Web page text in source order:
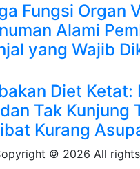
Fungsi Organ
Alami
yang Wajib
Diet Ketat:
Tak Kunjung
Kurang
© 2026 All